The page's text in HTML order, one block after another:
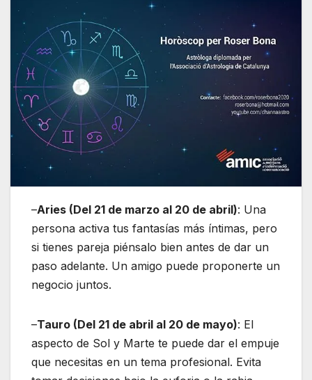
–Aries (Del 21 de marzo al 20 de abril): Una
persona activa tus fantasías más íntimas, pero
si tienes pareja piénsalo bien antes de dar un
paso adelante. Un amigo puede proponerte un
negocio juntos.
–Tauro (Del 21 de abril al 20 de mayo): El
aspecto de Sol y Marte te puede dar el empuje
que necesitas en un tema profesional. Evita